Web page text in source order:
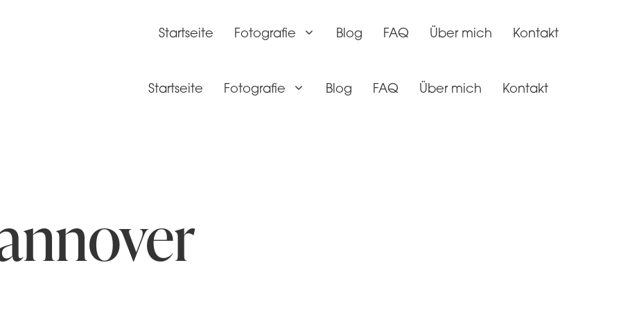
Startseite Fotografie Blog FAQ Über mich Kontakt
Startseite Fotografie Blog FAQ Über mich Kontakt